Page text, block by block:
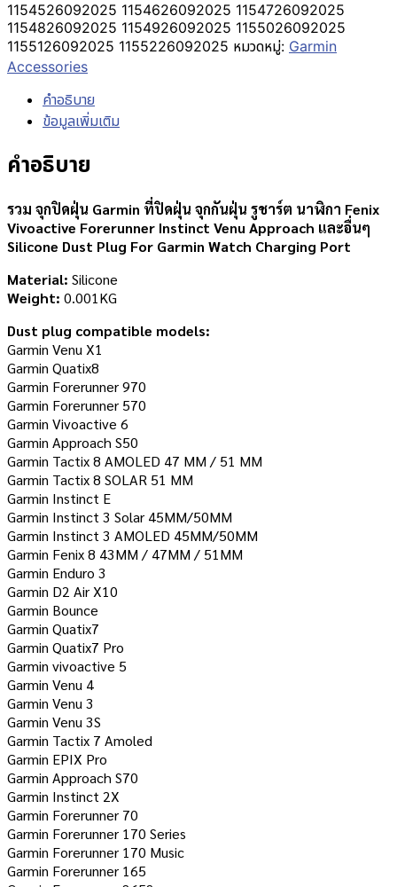
1154526092025 1154626092025 1154726092025
1154826092025 1154926092025 1155026092025
1155126092025 1155226092025 หมวดหมู่: Garmin
Accessories
คำอธิบาย
ข้อมูลเพิ่มเติม
คำอธิบาย
รวม จุกปิดฝุ่น Garmin ที่ปิดฝุ่น จุกกันฝุ่น รูชาร์ต นาฬิกา Fenix
Vivoactive Forerunner Instinct Venu Approach และอื่นๆ
Silicone Dust Plug For Garmin Watch Charging Port
Material: Silicone
Weight: 0.001KG
Dust plug compatible models:
Garmin Venu X1
Garmin Quatix8
Garmin Forerunner 970
Garmin Forerunner 570
Garmin Vivoactive 6
Garmin Approach S50
Garmin Tactix 8 AMOLED 47 MM / 51 MM
Garmin Tactix 8 SOLAR 51 MM
Garmin Instinct E
Garmin Instinct 3 Solar 45MM/50MM
Garmin Instinct 3 AMOLED 45MM/50MM
Garmin Fenix ​​8 43MM / 47MM / 51MM
Garmin Enduro 3
Garmin D2 Air X10
Garmin Bounce
Garmin Quatix7
Garmin Quatix7 Pro
Garmin vivoactive 5
Garmin Venu 4
Garmin Venu 3
Garmin Venu 3S
Garmin Tactix 7 Amoled
Garmin EPIX Pro
Garmin Approach S70
Garmin Instinct 2X
Garmin Forerunner 70
Garmin Forerunner 170 Series
Garmin Forerunner 170 Music
Garmin Forerunner 165